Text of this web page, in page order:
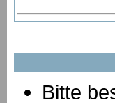
Bitte